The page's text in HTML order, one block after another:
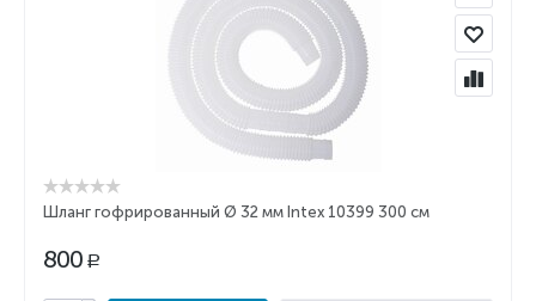
Шланг гофрированный Ø 32 мм Intex 10399 300 см
800 Р